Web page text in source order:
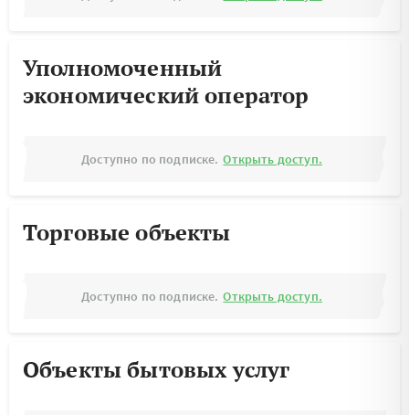
Уполномоченный
экономический оператор
Доступно по подписке. Открыть доступ.
Торговые объекты
Доступно по подписке. Открыть доступ.
Объекты бытовых услуг